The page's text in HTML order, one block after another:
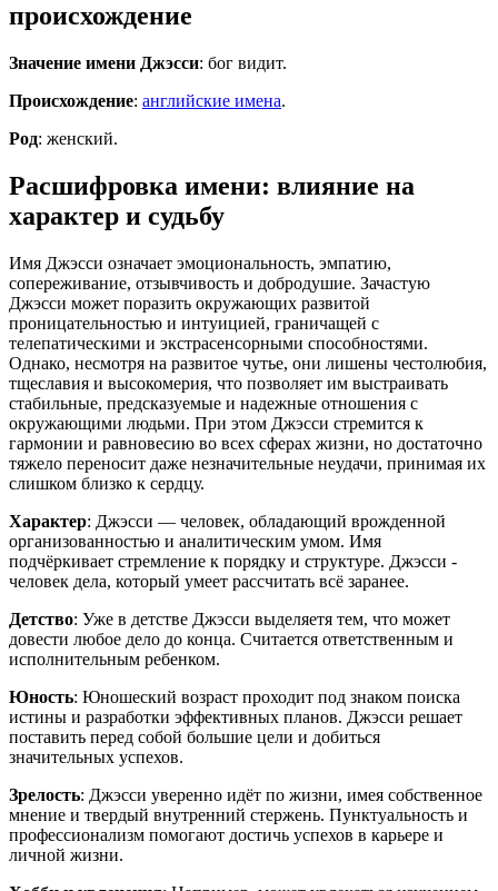
происхождение
Значение имени Джэсси: бог видит.
Происхождение: английские имена.
Род: женский.
Расшифровка имени: влияние на
характер и судьбу
Имя Джэсси означает эмоциональность, эмпатию,
сопереживание, отзывчивость и добродушие. Зачастую
Джэсси может поразить окружающих развитой
проницательностью и интуицией, граничащей с
телепатическими и экстрасенсорными способностями.
Однако, несмотря на развитое чутье, они лишены честолюбия,
тщеславия и высокомерия, что позволяет им выстраивать
стабильные, предсказуемые и надежные отношения с
окружающими людьми. При этом Джэсси стремится к
гармонии и равновесию во всех сферах жизни, но достаточно
тяжело переносит даже незначительные неудачи, принимая их
слишком близко к сердцу.
Характер: Джэсси — человек, обладающий врожденной
организованностью и аналитическим умом. Имя
подчёркивает стремление к порядку и структуре. Джэсси -
человек дела, который умеет рассчитать всё заранее.
Детство: Уже в детстве Джэсси выделяетя тем, что может
довести любое дело до конца. Считается ответственным и
исполнительным ребенком.
Юность: Юношеский возраст проходит под знаком поиска
истины и разработки эффективных планов. Джэсси решает
поставить перед собой большие цели и добиться
значительных успехов.
Зрелость: Джэсси уверенно идёт по жизни, имея собственное
мнение и твердый внутренний стержень. Пунктуальность и
профессионализм помогают достичь успехов в карьере и
личной жизни.